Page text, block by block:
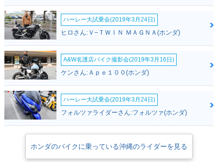
ハーレー大試乗会(2019年3月24日)
ヒロさん:Ｖ−ＴＷＩＮ ＭＡＧＮＡ(ホンダ)
A&W名護店バイク撮影会(2019年3月16日)
ケンさん:Ａｐｅ１００(ホンダ)
ハーレー大試乗会(2019年3月24日)
フォルツァライダーさん:フォルツァ(ホンダ)
ホンダのバイクに乗っている沖縄のライダーを見る